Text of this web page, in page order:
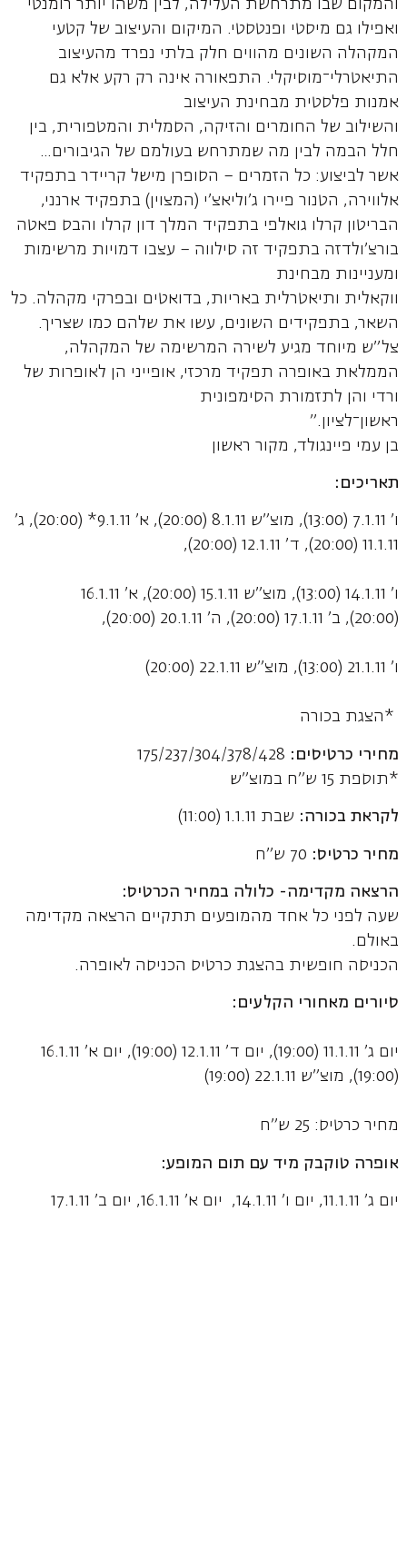
והמקום שבו מתרחשת העלילה, לבין משהו יותר רומנטי
ואפילו גם מיסטי ופנטסטי. המיקום והעיצוב של קטעי
המקהלה השונים מהווים חלק בלתי נפרד מהעיצוב
התיאטרלי־מוסיקלי. התפאורה אינה רק רקע אלא גם
אמנות פלסטית מבחינת העיצוב
והשילוב של החומרים והזיקה, הסמלית והמטפורית, בין
חלל הבמה לבין מה שמתרחש בעולמם של הגיבורים…
אשר לביצוע: כל הזמרים – הסופרן מישל קריידר בתפקיד
אלווירה, הטנור פיירו ג'וליאצ'י (המצוין) בתפקיד ארנני,
הבריטון קרלו גואלפי בתפקיד המלך דון קרלו והבס פאטה
בורצ'ולדזה בתפקיד זה סילווה – עצבו דמויות מרשימות
ומעניינות מבחינת
ווקאלית ותיאטרלית באריות, בדואטים ובפרקי מקהלה. כל
השאר, בתפקידים השונים, עשו את שלהם כמו שצריך.
צל"ש מיוחד מגיע לשירה המרשימה של המקהלה,
הממלאת באופרה תפקיד מרכזי, אופייני הן לאופרות של
ורדי והן לתזמורת הסימפונית
ראשון־לציון."
בן עמי פיינגולד, מקור ראשון
תאריכים:
ו' 7.1.11 (13:00), מוצ"ש 8.1.11 (20:00), א' 9.1.11* (20:00), ג'
11.1.11 (20:00), ד' 12.1.11 (20:00),
ו' 14.1.11 (13:00), מוצ"ש 15.1.11 (20:00), א' 16.1.11
(20:00), ב' 17.1.11 (20:00), ה' 20.1.11 (20:00),
ו' 21.1.11 (13:00), מוצ"ש 22.1.11 (20:00)
*הצגת בכורה
מחירי כרטיסים:
*תוספת 15 ש"ח במוצ"ש
לקראת בכורה: שבת 1.1.11 (11:00)
מחיר כרטיס: 70 ש"ח
הרצאה מקדימה- כלולה במחיר הכרטיס:
שעה לפני כל אחד מהמופעים תתקיים הרצאה מקדימה
באולם.
הכניסה חופשית בהצגת כרטיס הכניסה לאופרה.
סיורים מאחורי הקלעים:
יום ג' 11.1.11 (19:00), יום ד' 12.1.11 (19:00), יום א' 16.1.11
(19:00), מוצ"ש 22.1.11 (19:00)
מחיר כרטיס: 25 ש"ח
אופרה טוקבק מיד עם תום המופע:
יום ג' 11.1.11, יום ו' 14.1.11, יום א' 16.1.11, יום ב' 17.1.11